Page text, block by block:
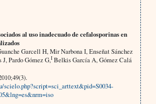
al uso inadecuado de cefalosporinas en
Garcell H, Mir Narbona I, Enseñat Sánchez
J, Pardo Gómez G,IBelkis García A, Gómez Calá
scielo.php?script=sci_arttext&pid=S0034-